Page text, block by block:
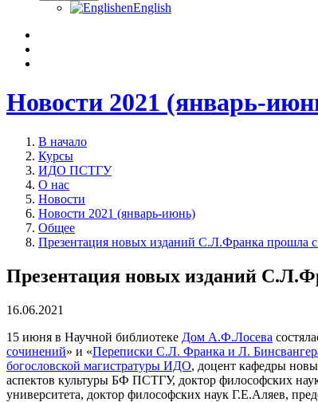
enEnglish
Новости 2021 (январь-
В начало
Курсы
ИДО ПСТГУ
О нас
Новости
Новости 2021 (январь-июнь)
Общее
Презентация новых изданий С.Л.Франка прошла
Презентация новых изданий
16.06.2021
15 июня в Научной библиотеке Дом А.Ф.Лосева
сочинений» и «Переписки С.Л. Франка и Л.
богословской магистратуры ИДО, доцент кафедры
аспектов культуры БФ ПСТГУ, доктор философских
университета, доктор философских наук Г.Е.Аляев,